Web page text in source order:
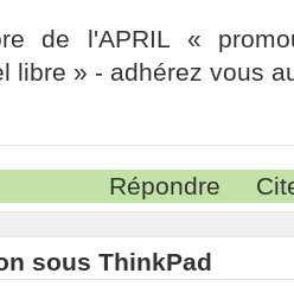
de l'APRIL «
libre » - adhérez vous
Répondre
sous ThinkPad